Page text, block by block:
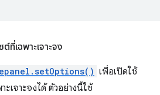
ที่เฉพาะเจาะจง
เพื่อเปิดใช้
เจาะจงได้ ตัวอย่างนี้ใช้